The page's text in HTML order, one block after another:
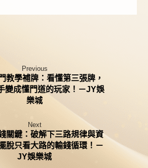
Previous
教學補牌：看懂第三張牌，
變成懂門道的玩家！－JY娛
樂城
Next
關鍵：破解下三路規律與資
脫只看大路的輸錢循環！－
JY娛樂城